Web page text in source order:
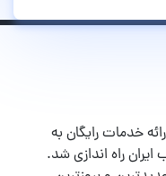
۱۳۸۶ با هدف ارائه خدمات رایگان به
راه اندازی شد.